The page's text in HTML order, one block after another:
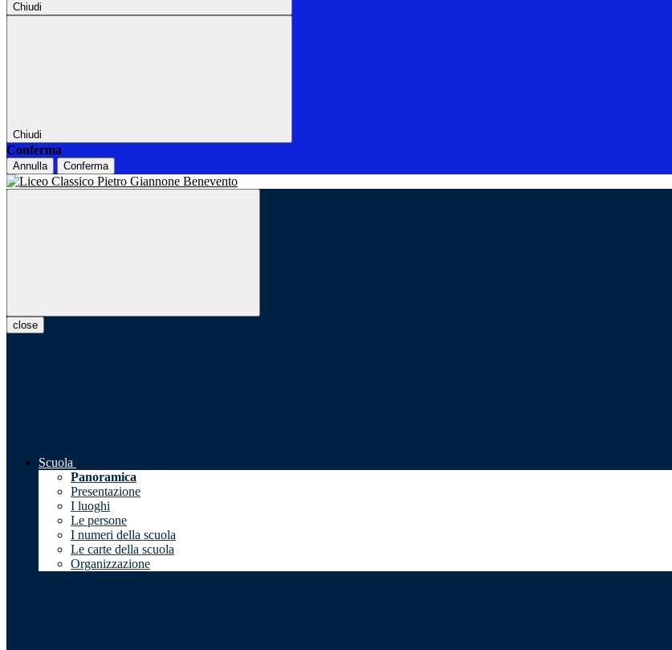
Chiudi
Chiudi
Conferma
Annulla Conferma
close
Scuola
Panoramica
Presentazione
I luoghi
Le persone
I numeri della scuola
Le carte della scuola
Organizzazione